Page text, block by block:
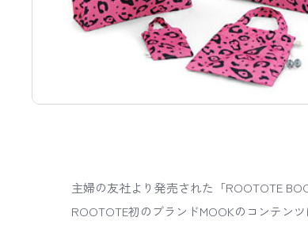
主婦の友社より発売された「ROOTOTE
ROOTOTE初のブランドMOOKのコンテン